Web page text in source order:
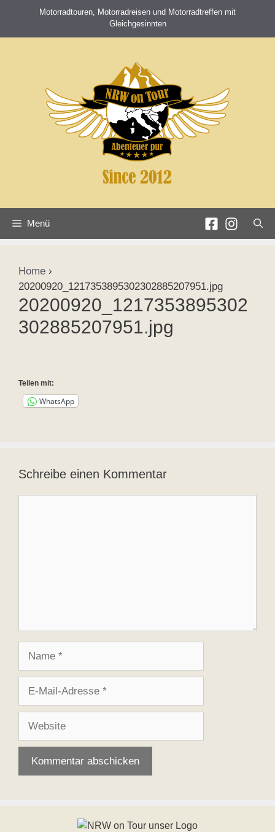
springen
Motorradtouren, Motorradreisen und Motorradtreffen mit
Gleichgesinnten
Menü
Home ›
20200920_1217353895302302885207951.jpg
20200920_1217353895302
302885207951.jpg
Teilen mit:
WhatsApp
Schreibe einen Kommentar
Adresse